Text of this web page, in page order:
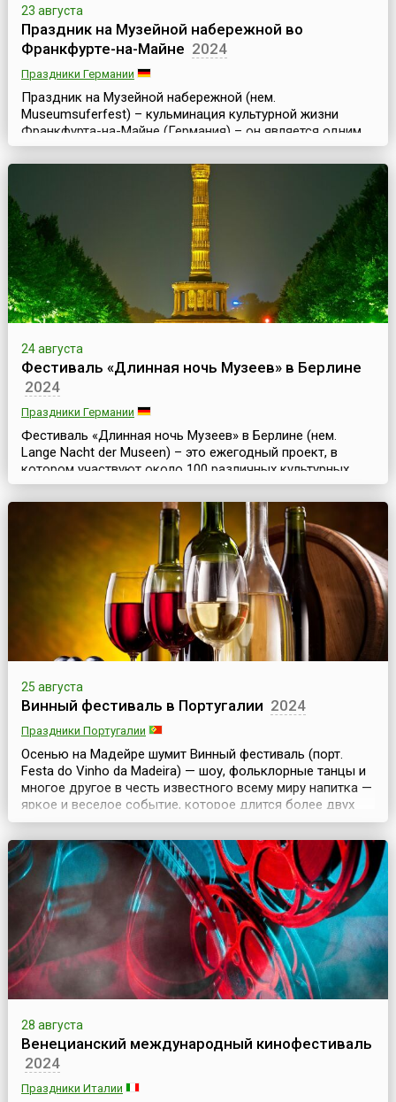
23 августа
Праздник на Музейной набережной во
Франкфурте-на-Майне 2024
Праздники Германии
Праздник на Музейной набережной (нем.
Museumsuferfest) – кульминация культурной жизни
Франкфурта-на-Майне (Германия) – он является одним
из самых крупных и значительных культурных
праздников и фестивалей Европы. Праздник проходит
ежегодно в последние полные выходные августа и
длится три дня.Музейная набережная (нем.
Museumsufer) – это набережная южного берега реки
Майн во Франкфурте в районе м...
24 августа
Фестиваль «Длинная ночь Музеев» в Берлине
2024
Праздники Германии
Фестиваль «Длинная ночь Музеев» в Берлине (нем.
Lange Nacht der Museen) – это ежегодный проект, в
котором участвуют около 100 различных культурных
учреждений германской столицы. Он проходит во
второй половине августа.В рамках фестиваля музеи,
галереи, выставочные залы, архивы, собрания,
мемориалы, исторические памятники и культурные
центры города открывают свои двери для всех
желающих в ночь с...
25 августа
Винный фестиваль в Португалии 2024
Праздники Португалии
Осенью на Мадейре шумит Винный фестиваль (порт.
Festa do Vinho da Madeira) — шоу, фольклорные танцы и
многое другое в честь известного всему миру напитка —
яркое и веселое событие, которое длится более двух
недель. Праздник приурочен ко времени традиционного
сбора винограда и изготовления вина. На улицах
устанавливаются столики, готовится угощение, а винные
погреба, закрытые в течение года, о...
28 августа
Венецианский международный кинофестиваль
2024
Праздники Италии